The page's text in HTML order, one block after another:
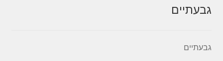
גבעתיים
גבעתיים